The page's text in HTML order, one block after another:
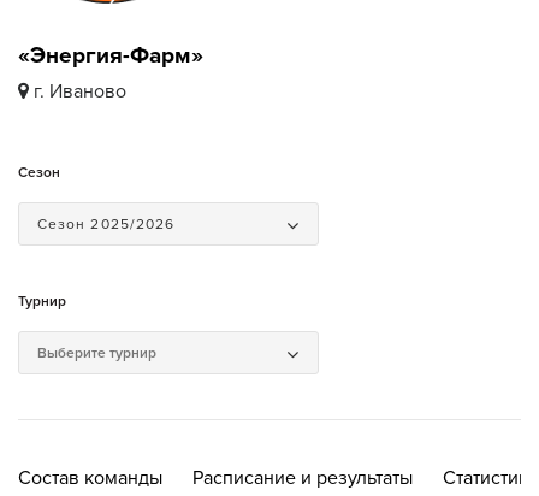
«Энергия-Фарм»
г. Иваново
Сезон
Сезон 2025/2026
Турнир
Состав команды Расписание и результаты Статистика